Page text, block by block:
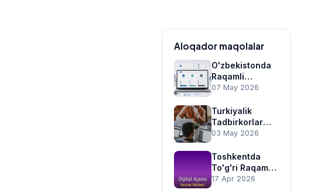
Aloqador maqolalar
O'zbekistonda
Raqamli
Marketing
Qanday
Tanlash Kerak?
Yo'riqnoma
07 May 2026
Turkiyalik
Tadbirkorlar
Bilan Hamkorlik:
Raqamli Bozor
Yo'riqnomasi
03 May 2026
Toshkentda
To'g'ri Raqamli
Agentlikni
17 Apr 2026